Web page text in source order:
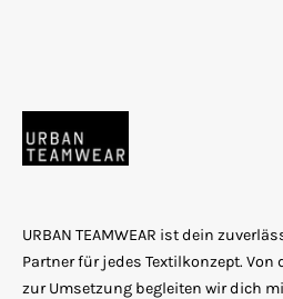
URBAN TEAMWEAR ist dein
Partner für jedes Textilkonzept. Von
zur Umsetzung begleiten wir dich